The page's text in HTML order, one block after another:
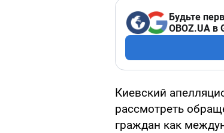
Будьте
OBOZ.UA в
Киевский
рассмотреть
граждан как